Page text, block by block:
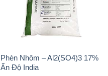
Phèn Nhôm – Al2(SO4)3 17%
Ấn Độ India